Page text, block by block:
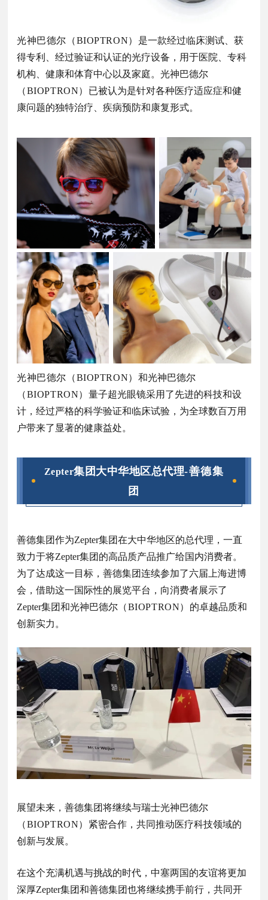
光神巴德尔（BIOPTRON） 是一款经过临床测试、获
得专利、经过验证和认证的光疗设备，用于医院、专科
机构、健康和体育中心以及家庭。光神巴德尔
（BIOPTRON） 已被认为是针对各种医疗适应症和健
康问题的独特治疗、疾病预防和康复形式。
光神巴德尔 （BIOPTRON） 和光神巴德尔
（BIOPTRON） 量子超光眼镜采用了先进的科技和设
计，经过严格的科学验证和临床试验，为全球数百万用
户带来了显著的健康益处。
Zepter集团大中华地区总代理-善德集
团
善德集团作为Zepter集团在大中华地区的总代理，一直
致力于将Zepter集团的高品质产品推广给国内消费者。
为了达成这一目标，善德集团连续参加了六届上海进博
会，借助这一国际性的展览平台，向消费者展示了
Zepter集团和光神巴德尔 （BIOPTRON） 的卓越品质和
创新实力。
展望未来，善德集团将继续与瑞士光神巴德尔
（BIOPTRON） 紧密合作，共同推动医疗科技领域的
创新与发展。
在这个充满机遇与挑战的时代，中塞两国的友谊将更加
深厚Zepter集团和善德集团也将继续携手前行，共同开